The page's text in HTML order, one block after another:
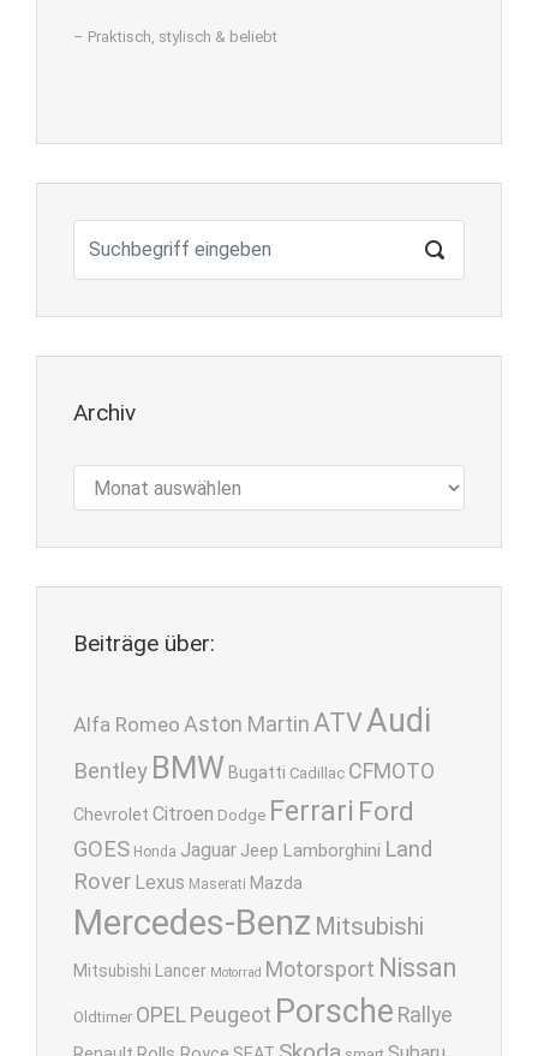
– Praktisch, stylisch & beliebt
Archiv
Beiträge über:
Alfa Romeo Aston Martin ATVAudi
Bentley BMW Bugatti Cadillac CFMOTO
Chevrolet Citroen Dodge Ferrari Ford
GOES Honda Jaguar Jeep Lamborghini Land
Rover Lexus Maserati Mazda
Mercedes-Benz Mitsubishi
Mitsubishi Lancer Motorrad Motorsport Nissan
Oldtimer OPELPeugeot Porsche Rallye